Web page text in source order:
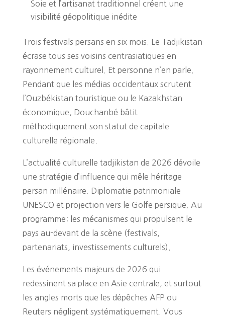
Soie et l’artisanat traditionnel créent une
visibilité géopolitique inédite
Trois festivals persans en six mois. Le Tadjikistan
écrase tous ses voisins centrasiatiques en
rayonnement culturel. Et personne n’en parle.
Pendant que les médias occidentaux scrutent
l’Ouzbékistan touristique ou le Kazakhstan
économique, Douchanbé bâtit
méthodiquement son statut de capitale
culturelle régionale.
L’actualité culturelle tadjikistan de 2026 dévoile
une stratégie d’influence qui mêle héritage
persan millénaire. Diplomatie patrimoniale
UNESCO et projection vers le Golfe persique. Au
programme: les mécanismes qui propulsent le
pays au-devant de la scène (festivals,
partenariats, investissements culturels).
Les événements majeurs de 2026 qui
redessinent sa place en Asie centrale, et surtout
les angles morts que les dépêches AFP ou
Reuters négligent systématiquement. Vous